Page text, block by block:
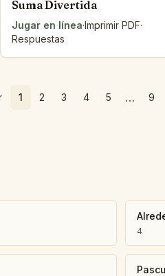
Suma Divertida
Jugar en línea·Imprimir PDF·
Respuestas
1 2 3 4 5 … 9
4